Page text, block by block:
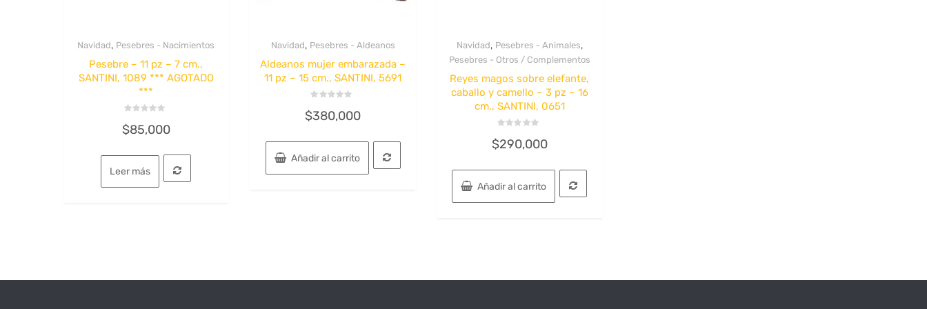
Navidad, Pesebres - Nacimientos
Pesebre – 11 pz – 7 cm.,
SANTINI, 1089 *** AGOTADO
***
con
0
5
$85,000
Leer más
Navidad, Pesebres - Aldeanos
Aldeanos mujer embarazada –
11 pz – 15 cm., SANTINI, 5691
con
5
$380,000
Añadir al carrito
Quick View
Navidad, Pesebres - Animales,
Pesebres - Otros / Complementos
Reyes magos sobre elefante,
caballo y camello – 3 pz – 16
cm., SANTINI, 0651
con
5
$290,000
Añadir al carrito